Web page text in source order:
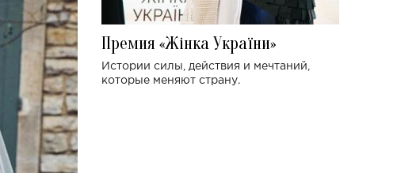
Премия «Жінка України»
Истории силы, действия и мечтаний,
которые меняют страну.